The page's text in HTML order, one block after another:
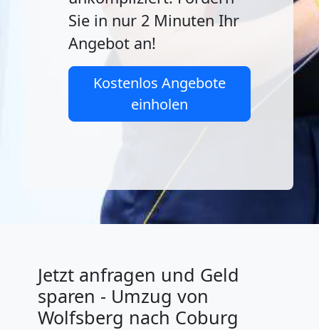
Sie in nur 2 Minuten Ihr
Angebot an!
Kostenlos Angebote
einholen
Jetzt anfragen und Geld
sparen - Umzug von
Wolfsberg nach Coburg